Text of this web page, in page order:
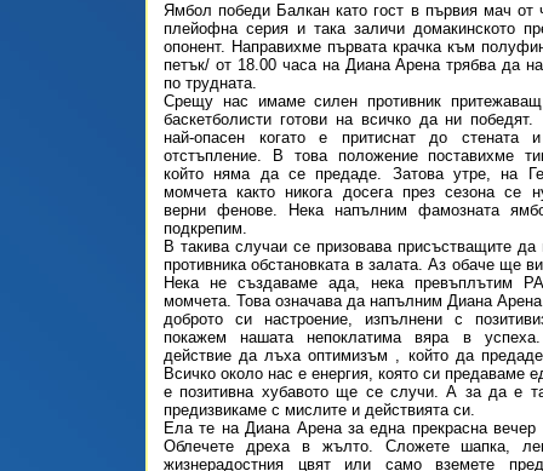
Ямбол победи Балкан като гост в първия мач от
плейофна серия и така заличи домакинското
опонент. Направихме първата крачка към
петък/ от 18.00 часа на Диана Арена трябва да
по трудната.
Срещу нас имаме силен противник
баскетболисти готови на всичко да ни
най-опасен когато е притиснат до
отстъпление. В това положение поставихме
който няма да се предаде. Затова утре, на
момчета както никога досега през сезона се
верни фенове. Нека напълним фамозната
подкрепим.
В такива случаи се призовава присъстващите
противника обстановката в залата. Аз обаче ще
Нека не създаваме ада, нека превъплътим
момчета. Това означава да напълним Диана
доброто си настроение, изпълнени с
покажем нашата непоклатима вяра в
действие да лъха оптимизъм , който да
Всичко около нас е енергия, която си предаваме
е позитивна хубавото ще се случи. А за да е
предизвикаме с мислите и действията си.
Ела те на Диана Арена за една прекрасна вечер
Облечете дреха в жълто. Сложете шапка,
жизнерадостния цвят или само вземете